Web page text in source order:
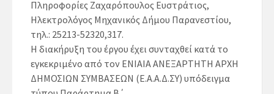
Πληροφορίες Ζαχαρόπουλος Ευστράτιος,
Ηλεκτρολόγος Μηχανικός Δήμου Παρανεστίου,
τηλ.: 25213-52320,317.
Η διακήρυξη του έργου έχει συνταχθεί κατά το
εγκεκριμένο από τον ΕΝΙΑΙΑ ΑΝΕΞΑΡΤΗΤΗ ΑΡΧΗ
ΔΗΜΟΣΙΩΝ ΣΥΜΒΑΣΕΩΝ (Ε.Α.Α.Δ.ΣΥ) υπόδειγμα